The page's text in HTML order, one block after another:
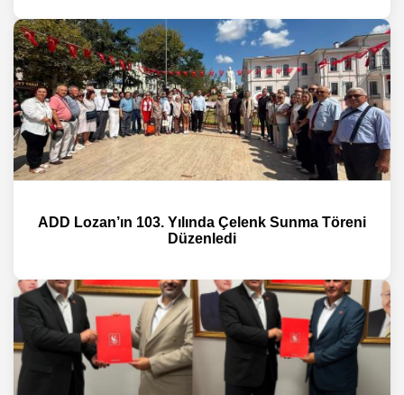
ADD Lozan’ın 103. Yılında Çelenk Sunma Töreni
Düzenledi